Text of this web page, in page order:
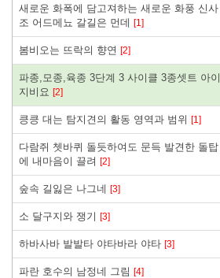
새로운 화폭에 담고져하는 새로운 화풍 신사
조 어드메뇨 갈길은 먼데 [1]
봄비오는 뜨락의 향연 [2]
파종,모종,육종 3단계 3 사이클 3종셋트 아이
지비요 [2]
킁킁 대는 탐지견의 활동 영역과 범위 [1]
다람쥐 쳇바퀴 돌듯하여도 문득 발견한 돌탑
에 내마음이 끌려 [2]
숲속 길잃은 나그네 [3]
소 달구지와 쟁기 [3]
하바사바 발발타 야타바라 야타 [3]
파란 호수의 남정네 그림 [4]